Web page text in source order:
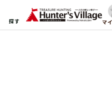
探す マ